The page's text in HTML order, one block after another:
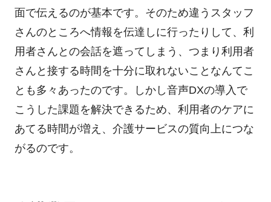
面で伝えるのが基本です。そのため違うスタッフ
さんのところへ情報を伝達しに行ったりして、利
用者さんとの会話を遮ってしまう、つまり利用者
さんと接する時間を十分に取れないことなんてこ
とも多々あったのです。しかし音声DXの導入で
こうした課題を解決できるため、利用者のケアに
あてる時間が増え、介護サービスの質向上につな
がるのです。